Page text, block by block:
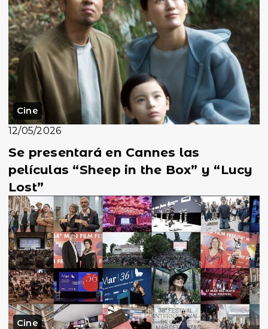
Cine
12/05/2026
Se presentará en Cannes las
películas “Sheep in the Box” y “Lucy
Lost”
Cine